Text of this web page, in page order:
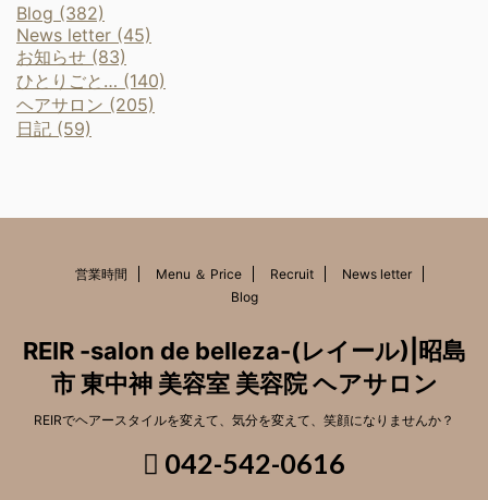
Blog (382)
News letter (45)
お知らせ (83)
ひとりごと… (140)
ヘアサロン (205)
日記 (59)
営業時間 Menu ＆ Price Recruit
News letter
Blog
REIR -salon de belleza-(レイール)|昭島
市 東中神 美容室 美容院 ヘアサロン
REIRでヘアースタイルを変えて、気分を変えて、笑顔になりませんか？
042-542-0616